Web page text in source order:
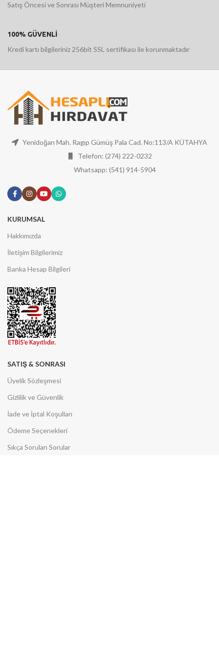
Satış Öncesi ve Sonrası Müşteri Memnuniyeti
100% GÜVENLİ
Kredi kartı bilgileriniz 256bit SSL sertifikası ile korunmaktadır
Yenidoğan Mah. Ragıp Gümüş Pala Cad. No:113/A KÜTAHYA
Telefon: (274) 222-0232
Whatsapp: (541) 914-5904
KURUMSAL
Hakkımızda
İletişim Bilgilerimiz
Banka Hesap Bilgileri
SATIŞ & SONRASI
Üyelik Sözleşmesi
Gizlilik ve Güvenlik
İade ve İptal Koşulları
Ödeme Seçenekleri
Sıkça Sorulan Sorular